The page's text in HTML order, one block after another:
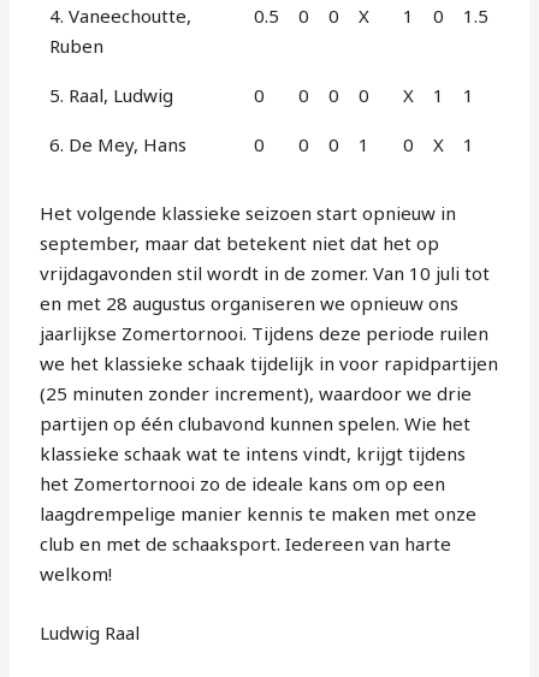
4. Vaneechoutte,
Ruben
0.5 0 0 X 1 0 1.5
5. Raal, Ludwig 0 0 0 0 X 1 1
6. De Mey, Hans 0 0 0 1 0 X 1
Het volgende klassieke seizoen start opnieuw in
september, maar dat betekent niet dat het op
vrijdagavonden stil wordt in de zomer. Van 10 juli tot
en met 28 augustus organiseren we opnieuw ons
jaarlijkse Zomertornooi. Tijdens deze periode ruilen
we het klassieke schaak tijdelijk in voor rapidpartijen
(25 minuten zonder increment), waardoor we drie
partijen op één clubavond kunnen spelen. Wie het
klassieke schaak wat te intens vindt, krijgt tijdens
het Zomertornooi zo de ideale kans om op een
laagdrempelige manier kennis te maken met onze
club en met de schaaksport. Iedereen van harte
welkom!
Ludwig Raal